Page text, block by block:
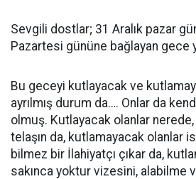
Sevgili dostlar; 31 Aralık pazar
Pazartesi gününe bağlayan gece
Bu geceyi kutlayacak ve
ayrılmış durum da…. Onlar da
olmuş. Kutlayacak olanlar nerede,
telaşın da, kutlamayacak olanlar
bilmez bir İlahiyatçı çıkar da,
sakınca yoktur vizesini, alabilme